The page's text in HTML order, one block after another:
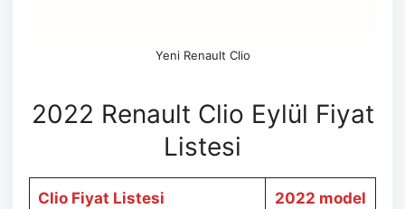
Yeni Renault Clio
2022 Renault Clio Eylül Fiyat
Listesi
Clio Fiyat Listesi 2022 model